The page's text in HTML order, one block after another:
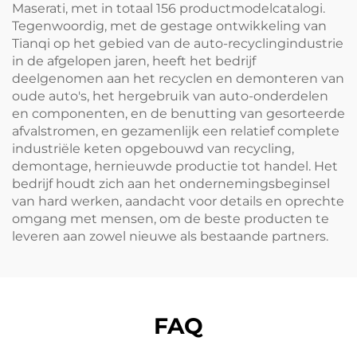
Maserati, met in totaal 156 productmodelcatalogi.
Tegenwoordig, met de gestage ontwikkeling van
Tianqi op het gebied van de auto-recyclingindustrie
in de afgelopen jaren, heeft het bedrijf
deelgenomen aan het recyclen en demonteren van
oude auto's, het hergebruik van auto-onderdelen
en componenten, en de benutting van gesorteerde
afvalstromen, en gezamenlijk een relatief complete
industriële keten opgebouwd van recycling,
demontage, hernieuwde productie tot handel. Het
bedrijf houdt zich aan het ondernemingsbeginsel
van hard werken, aandacht voor details en oprechte
omgang met mensen, om de beste producten te
leveren aan zowel nieuwe als bestaande partners.
FAQ